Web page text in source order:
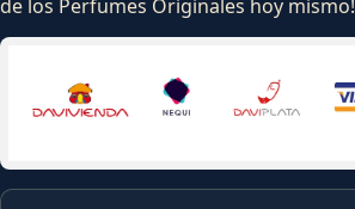
de los Perfumes Originales hoy mismo!